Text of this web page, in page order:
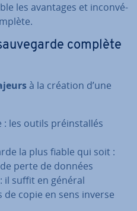
les avantages et in­con­vé­
complète
à la création d’une
les outils préins­tal­lés
la plus fiable qui soit :
perte de données
il suffit en général
de copie en sens inverse